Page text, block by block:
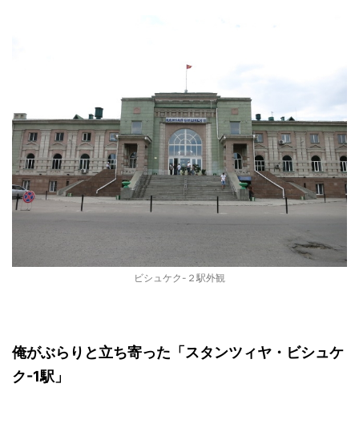
ビシュケク-２駅外観
俺がぶらりと立ち寄った「スタンツィヤ・ビシュケ
ク-1駅」